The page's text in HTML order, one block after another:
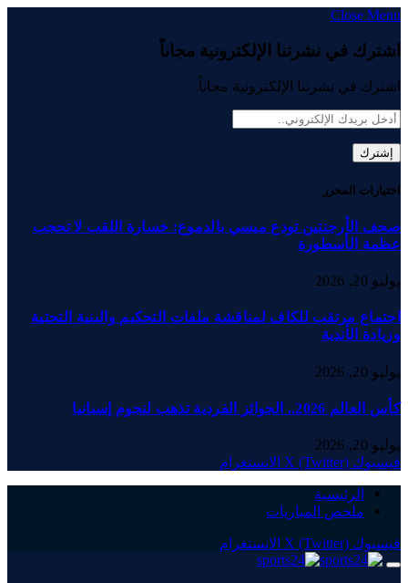
Close Menu
اشترك في نشرتنا الإلكترونية مجاناً
اشترك في نشرتنا الإلكترونية مجاناً.
اختيارات المحرر
صحف الأرجنتين تودع ميسي بالدموع: خسارة اللقب لا تحجب
عظمة الأسطورة
يوليو 20, 2026
اجتماع مرتقب للكاف لمناقشة ملفات التحكيم والبنية التحتية
وزيادة الأندية
يوليو 20, 2026
كأس العالم 2026.. الجوائز الفردية تذهب لنجوم إسبانيا
يوليو 20, 2026
فيسبوك X (Twitter) الانستغرام
الرئيسية
ملخص المباريات
فيسبوك X (Twitter) الانستغرام